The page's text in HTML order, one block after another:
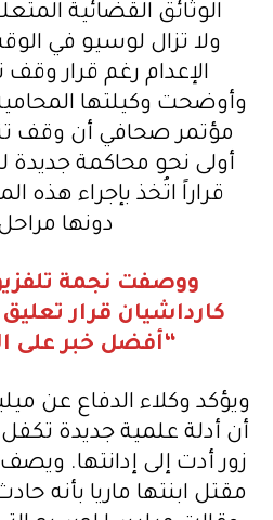
الوثائق القضائية
ولا تزال لوسيو في
الإعدام رغم قرار وقف
وأوضحت وكيلتها
مؤتمر صحافي أن وقف
أولى نحو محاكمة جديدة
قراراً اتُخذ بإجراء هذه
دونها
ووصفت نجمة
كارداشيان قرار تعليق
“أفضل خبر على
ويؤكد وكلاء الدفاع عن
أن أدلة علمية جديدة
زور أدت إلى إدانتها.
مقتل ابنتها ماريا بأنه